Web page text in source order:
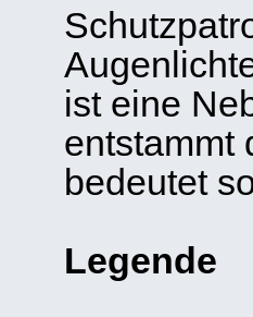
ist eine
entstammt
bedeutet
Legende